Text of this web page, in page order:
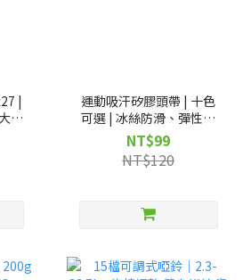
|
容
運動吸汗矽膠頭帶 | 十色
可選 | 冰絲防滑、彈性服
貼、超排汗 | D00459
NT$99
NT$120